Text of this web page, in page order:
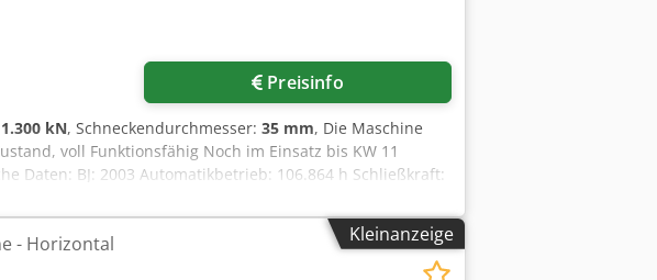
Preisinfo
1.300 kN, Schneckendurchmesser: 35 mm, Die Maschine
voll Funktionsfähig Noch im Einsatz bis KW 11
Daten: BJ: 2003 Automatikbetrieb: 106.864 h Schließkraft:
500 mm Auspannplatten Abstand: 750 mm
an der Spritzeinheit für besonders hohe Dynamik
ist manuell einstellbar - VE 557/00 AES
Energieeinsparung durch stufenlose Anpassung der
Kleinanzeige
- Horizontal